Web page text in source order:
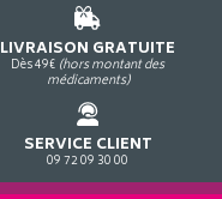
LIVRAISON GRATUITE
Dès 49€ (hors montant des
médicaments)
SERVICE CLIENT
09 72 09 30 00